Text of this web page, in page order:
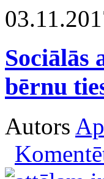
bērnu
Autors